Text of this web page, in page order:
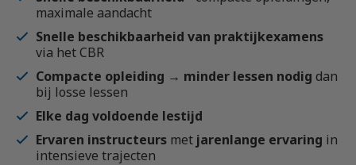
maximale aandacht
Snelle beschikbaarheid van praktijkexamens
via het CBR
Compacte opleiding → minder lessen nodig dan
bij losse lessen
Elke dag voldoende lestijd
Ervaren instructeurs met jarenlange ervaring in
intensieve trajecten